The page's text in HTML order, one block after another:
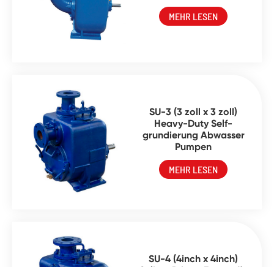
MEHR LESEN
SU-3 (3 zoll x 3 zoll)
Heavy-Duty Self-
grundierung Abwasser
Pumpen
MEHR LESEN
SU-4 (4inch x 4inch)